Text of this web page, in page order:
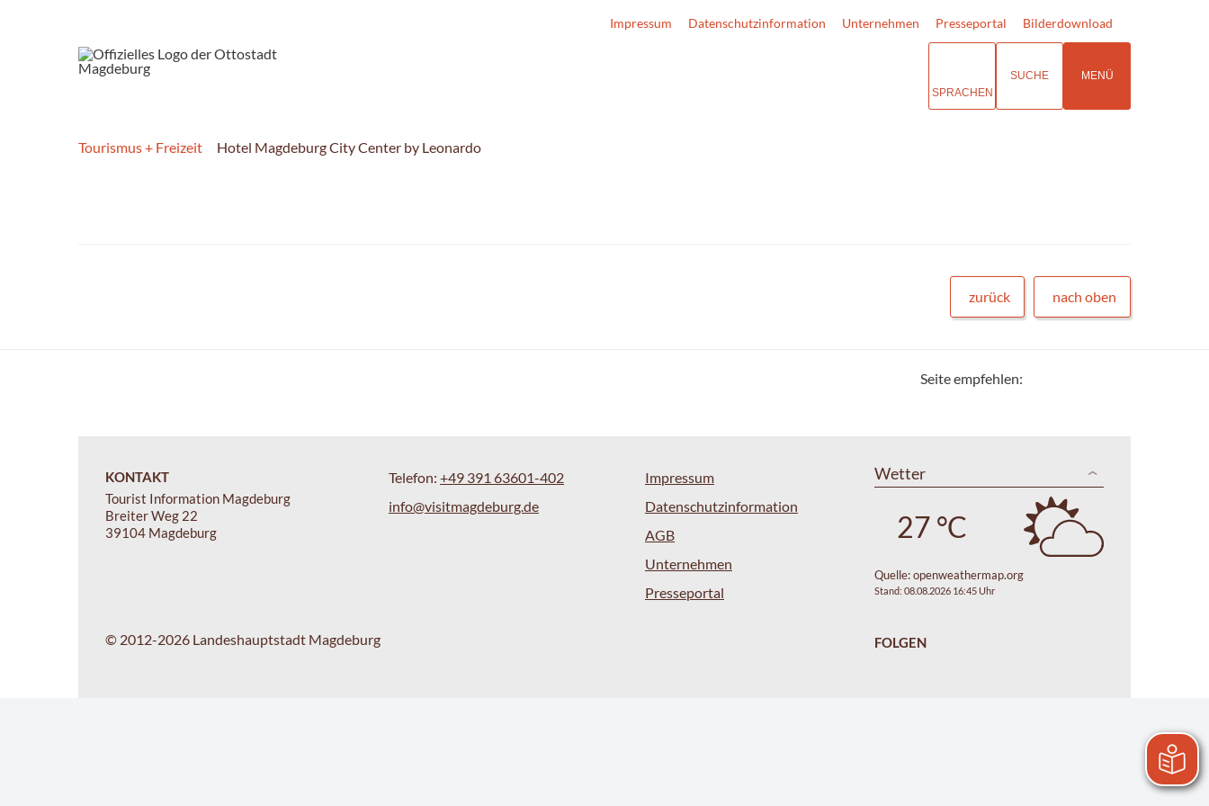
Impressum Datenschutzinformation Unternehmen Presseportal Bilderdownload
SPRACHEN
SUCHE MENÜ
Tourismus + Freizeit Hotel Magdeburg City Center by Leonardo
zurück nach oben
Seite empfehlen:
KONTAKT
Tourist Information Magdeburg
Breiter Weg 22
39104 Magdeburg
Telefon: +49 391 63601-402
info@visitmagdeburg.de
Impressum
Datenschutzinformation
AGB
Unternehmen
Presseportal
Wetter
27 °C
Quelle:openweathermap.org
Stand: 08.08.2026 16:45 Uhr
© 2012-2026 Landeshauptstadt Magdeburg FOLGEN